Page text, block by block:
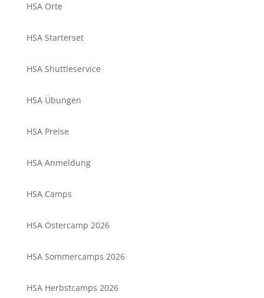
HSA Orte
HSA Starterset
HSA Shuttleservice
HSA Übungen
HSA Preise
HSA Anmeldung
HSA Camps
HSA Ostercamp 2026
HSA Sommercamps 2026
HSA Herbstcamps 2026